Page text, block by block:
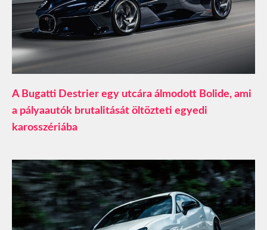
A Bugatti Destrier egy utcára álmodott Bolide, ami
a pályaautók brutalitását öltözteti egyedi
karosszériába